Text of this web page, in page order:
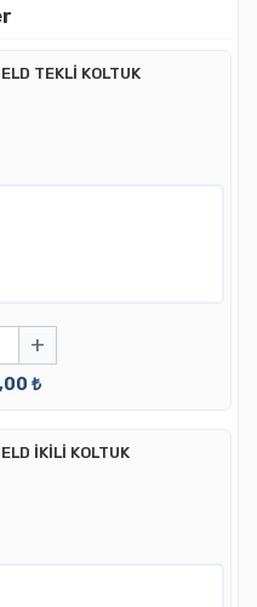
TEKLİ KOLTUK
+
₺
İKİLİ KOLTUK